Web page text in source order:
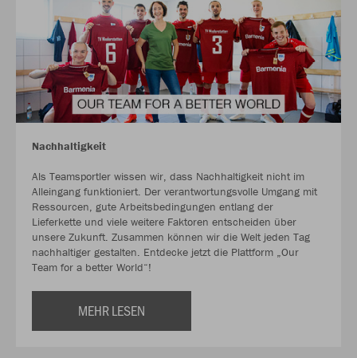
Nachhaltigkeit
Als Teamsportler wissen wir, dass Nachhaltigkeit nicht im
Alleingang funktioniert. Der verantwortungsvolle Umgang mit
Ressourcen, gute Arbeitsbedingungen entlang der
Lieferkette und viele weitere Faktoren entscheiden über
unsere Zukunft. Zusammen können wir die Welt jeden Tag
nachhaltiger gestalten. Entdecke jetzt die Plattform „Our
Team for a better World“!
MEHR LESEN